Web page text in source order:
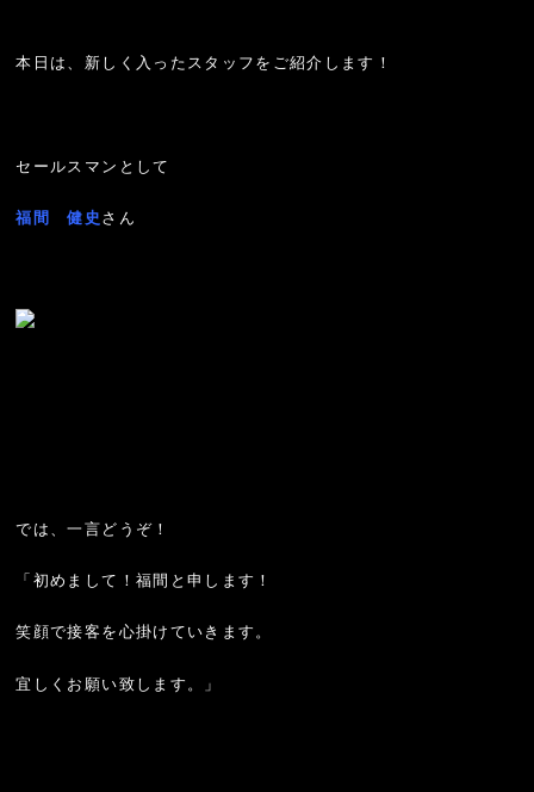
本日は、新しく入ったスタッフをご紹介します！
セールスマンとして
福間 健史 さん
では、一言どうぞ！
「初めまして！福間と申します！
笑顔で接客を心掛けていきます。
宜しくお願い致します。」